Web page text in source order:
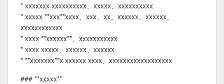
* xxxxxxx xxxxxxxxxx、xxxxx、xxxxxxxxxx
* xxxxx **xxx**xxxx、xxx、xx、xxxxxx、xxxxxx、
xxxxxxxxxxxx
* xxxx **xxxxxx**、xxxxxxxxxxx
* xxxx xxxxx、xxxxxx、xxxxxx
* **xxxxxxx**x xxxxxx xxxx、xxxxxxxxxxxxxxxxxx
### **xxxxx**